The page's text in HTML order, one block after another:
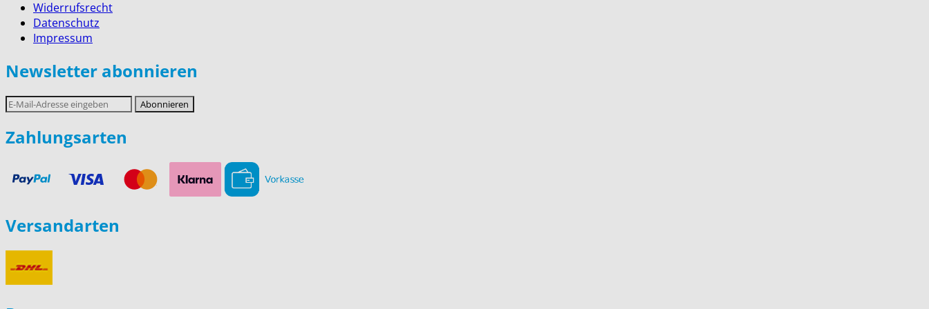
Widerrufsrecht
Datenschutz
Impressum
Newsletter abonnieren
E-
Mail-
Adresse
Abonnieren
Zahlungsarten
Versandarten